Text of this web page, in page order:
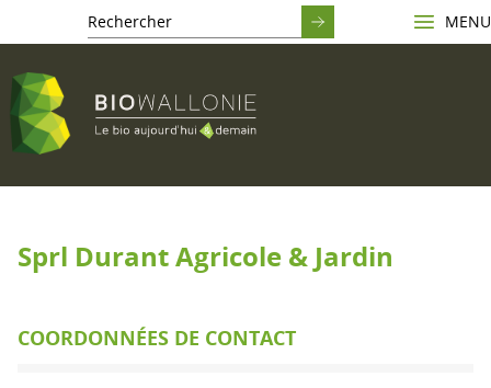
MENU
Sprl Durant Agricole & Jardin
COORDONNÉES DE CONTACT